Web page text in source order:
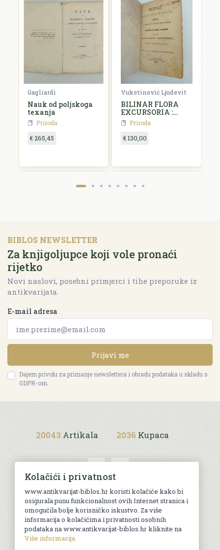
Gagliardi
Nauk od poljskoga
texanja
Priroda
€ 265,45
Vukotinović Ljudevit
BILINAR FLORA
EXCURSORIA :
UPUTA U
SABIRANJU I
OZNAČIVANJE
BILINAH U
DALMACIJI
Priroda
€ 130,00
BIBLOS NEWSLETTER
Za knjigoljupce koji vole pronaći
rijetko
Novi naslovi, posebni primjerci i tihe preporuke iz
antikvarijata.
E-mail adresa
Prijavi me
Dajem privolu za primanje newslettera i obradu podataka u skladu s
GDPR-om.
20043 Artikala 2036 Kupaca
Uvjeti kupnje
Kolačići i privatnost
www.antikvarijat-biblos.hr koristi kolačiće kako bi
osigurala punu funkcionalnost ovih Internet stranica i
omogućila bolje korisničko iskustvo. Za više
informacija o kolačićima i privatnosti osobnih
podataka na www.antikvarijat-biblos.hr kliknite na
Više informacija